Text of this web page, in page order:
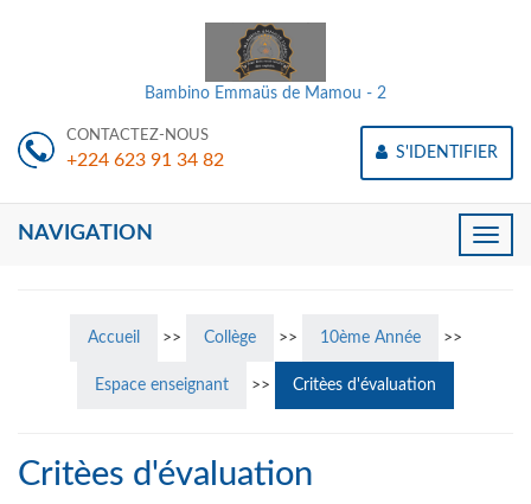
Bambino Emmaüs de Mamou - 2
CONTACTEZ-NOUS
+224 623 91 34 82 S'IDENTIFIER
Toggle
NAVIGATION
Accueil >> Collège >> 10ème Année >>
Espace enseignant >> Critèes d'évaluation
Critèes d'évaluation